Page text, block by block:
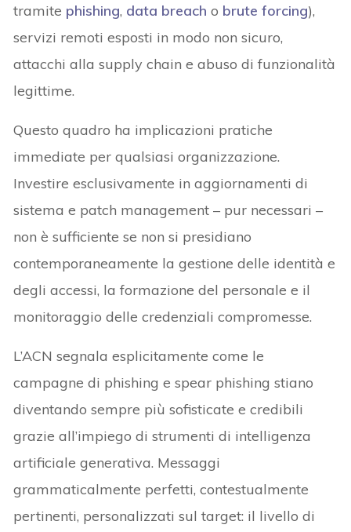
tramite phishing, data breach o brute forcing),
servizi remoti esposti in modo non sicuro,
attacchi alla supply chain e abuso di funzionalità
legittime.
Questo quadro ha implicazioni pratiche
immediate per qualsiasi organizzazione.
Investire esclusivamente in aggiornamenti di
sistema e patch management – pur necessari –
non è sufficiente se non si presidiano
contemporaneamente la gestione delle identità e
degli accessi, la formazione del personale e il
monitoraggio delle credenziali compromesse.
L’ACN segnala esplicitamente come le
campagne di phishing e spear phishing stiano
diventando sempre più sofisticate e credibili
grazie all’impiego di strumenti di intelligenza
artificiale generativa. Messaggi
grammaticalmente perfetti, contestualmente
pertinenti, personalizzati sul target: il livello di